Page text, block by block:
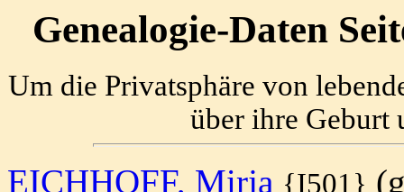
Genealogie-Daten
Um die Privatsphäre von
über ihre Geburt
EICHHOFF, Mirja {I501}